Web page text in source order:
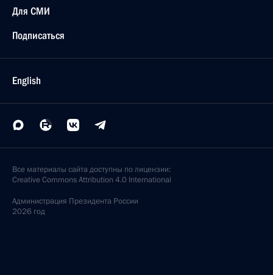
Для СМИ
Подписаться
English
Все материалы сайта доступны по лицензии:
Creative Commons Attribution 4.0 International
Администрация Президента России
2026 год